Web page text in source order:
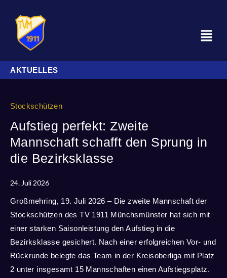
AKTUELLES
Stockschützen
Aufstieg perfekt: Zweite
Mannschaft schafft den Sprung in
die Bezirksklasse
24. Juli 2026
Großmehring, 19. Juli 2026 – Die zweite Mannschaft der
Stockschützen des TV 1911 Münchsmünster hat sich mit
einer starken Saisonleistung den Aufstieg in die
Bezirksklasse gesichert. Nach einer erfolgreichen Vor- und
Rückrunde belegte das Team in der Kreisoberliga mit Platz
2 unter insgesamt 15 Mannschaften einen Aufstiegsplatz.